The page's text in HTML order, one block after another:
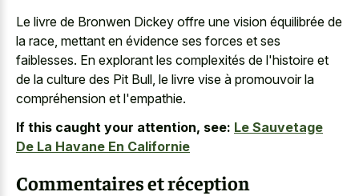
Le livre de Bronwen Dickey offre une vision équilibrée de
la race, mettant en évidence ses forces et ses
faiblesses. En explorant les complexités de l'histoire et
de la culture des Pit Bull, le livre vise à promouvoir la
compréhension et l'empathie.
If this caught your attention, see: Le Sauvetage
De La Havane En Californie
Commentaires et réception